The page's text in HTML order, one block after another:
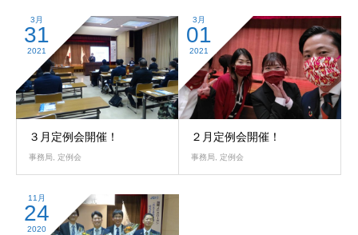
3月
31
2021
３月定例会開催！
事務局, 定例会
3月
01
2021
２月定例会開催！
事務局, 定例会
11月
24
2020